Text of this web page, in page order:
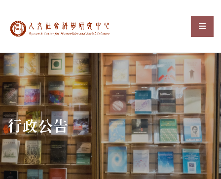
中央研究院人文社會科選
:::
行政公告